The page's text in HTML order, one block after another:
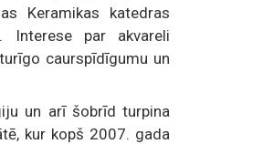
Keramikas katedras
Interese par akvareli
caurspīdīgumu un
un arī šobrīd turpina
kur kopš 2007. gada